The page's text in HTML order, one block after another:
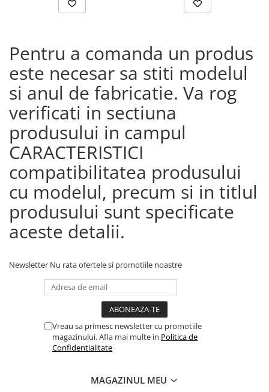
Pentru a comanda un produs
este necesar sa stiti modelul
si anul de fabricatie. Va rog
verificati in sectiuna
produsului in campul
CARACTERISTICI
compatibilitatea produsului
cu modelul, precum si in titlul
produsului sunt specificate
aceste detalii.
Newsletter Nu rata ofertele si promotiile noastre
Vreau sa primesc newsletter cu promotiile
magazinului. Afla mai multe in Politica de
Confidentialitate
MAGAZINUL MEU